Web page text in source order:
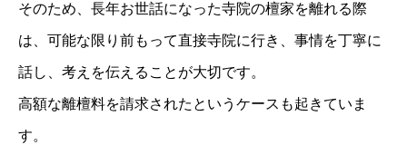
そのため、長年お世話になった寺院の檀家を離れる際
は、可能な限り前もって直接寺院に行き、事情を丁寧に
話し、考えを伝えることが大切です。
高額な離檀料を請求されたというケースも起きていま
す。